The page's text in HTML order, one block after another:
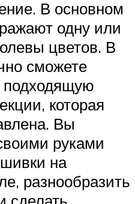
В основном
одну или
цветов. В
сможете
подходящую
которая
Вы
руками
на
разнообразить